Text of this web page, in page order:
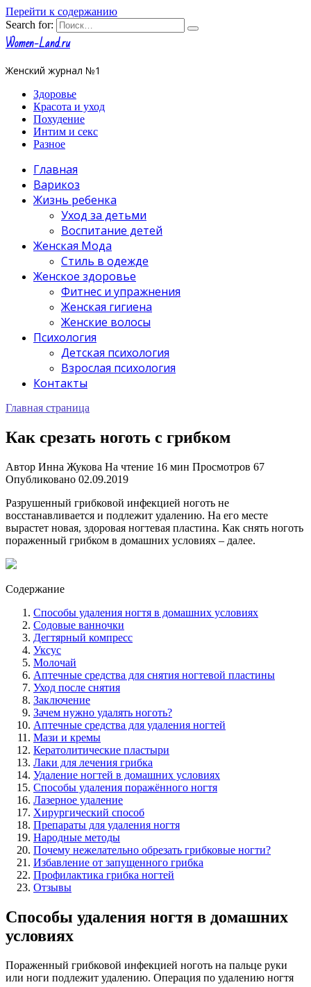
Перейти к содержанию
Search for:
Women-Land.ru
Женский журнал №1
Здоровье
Красота и уход
Похудение
Интим и секс
Разное
Главная
Варикоз
Жизнь ребенка
Уход за детьми
Воспитание детей
Женская Мода
Стиль в одежде
Женское здоровье
Фитнес и упражнения
Женская гигиена
Женские волосы
Психология
Детская психология
Взрослая психология
Контакты
Главная страница
Как срезать ноготь с грибком
Автор Инна Жукова На чтение 16 мин Просмотров 67
Опубликовано 02.09.2019
Разрушенный грибковой инфекцией ноготь не
восстанавливается и подлежит удалению. На его месте
вырастет новая, здоровая ногтевая пластина. Как снять ноготь
пораженный грибком в домашних условиях – далее.
Содержание
Способы удаления ногтя в домашних условиях
Содовые ванночки
Дегтярный компресс
Уксус
Молочай
Аптечные средства для снятия ногтевой пластины
Уход после снятия
Заключение
Зачем нужно удалять ноготь?
Аптечные средства для удаления ногтей
Мази и кремы
Кератолитические пластыри
Лаки для лечения грибка
Удаление ногтей в домашних условиях
Способы удаления поражённого ногтя
Лазерное удаление
Хирургический способ
Препараты для удаления ногтя
Народные методы
Почему нежелательно обрезать грибковые ногти?
Избавление от запущенного грибка
Профилактика грибка ногтей
Отзывы
Способы удаления ногтя в домашних
условиях
Пораженный грибковой инфекцией ноготь на пальце руки
или ноги подлежит удалению. Операция по удалению ногтя